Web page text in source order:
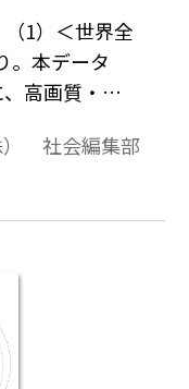
1）＜世界全
。本データ
高画質・高
由に加工・編
） 社会編集部